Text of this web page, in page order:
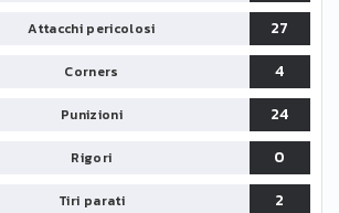
Attacchi pericolosi
27
Corners
4
Punizioni
24
Rigori
0
Tiri parati
2